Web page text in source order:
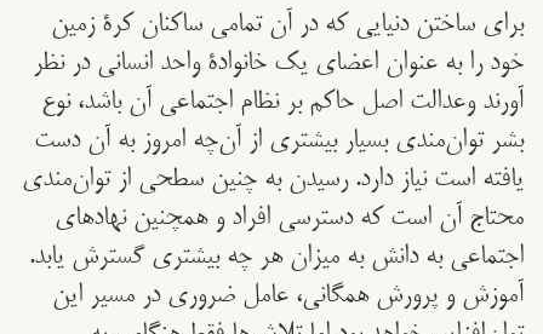
برای ساختن دنیایی که در آن تمامی ساکنان کرۀ زمین
خود را به عنوان اعضای یک خانوادۀ واحد انسانی در نظر
آورند وعدالت اصل حاکم بر نظام اجتماعی آن باشد، نوع
بشر توان‌مندی بسیار بیشتری از آن‌چه امروز به آن دست
یافته است نیاز دارد. رسیدن به چنین سطحی از توان‌مندی
محتاج آن است که دسترسی افراد و همچنین نهادهای
اجتماعی به دانش به میزان هر چه بیشتری گسترش یابد.
آموزش و پرورش همگانی، عامل ضروری در مسیر این